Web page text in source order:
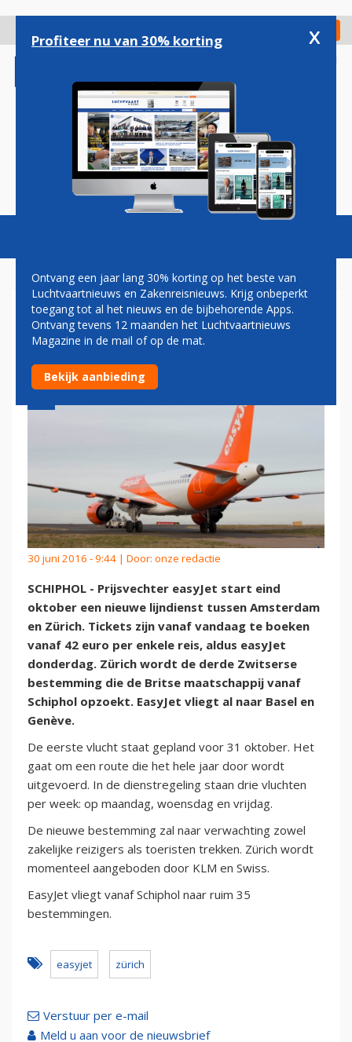
gaan
Check in
Magazine Podcasts Vacatures
EASYJET OOK VAN SCHIPHOL
NAAR ZÜRICH
30 juni 2016 - 9:44 | Door: onze redactie
SCHIPHOL - Prijsvechter easyJet start eind
oktober een nieuwe lijndienst tussen Amsterdam
en Zürich. Tickets zijn vanaf vandaag te boeken
vanaf 42 euro per enkele reis, aldus easyJet
donderdag. Zürich wordt de derde Zwitserse
bestemming die de Britse maatschappij vanaf
Schiphol opzoekt. EasyJet vliegt al naar Basel en
Genève.
De eerste vlucht staat gepland voor 31 oktober. Het
gaat om een route die het hele jaar door wordt
uitgevoerd. In de dienstregeling staan drie vluchten
per week: op maandag, woensdag en vrijdag.
De nieuwe bestemming zal naar verwachting zowel
zakelijke reizigers als toeristen trekken. Zürich wordt
momenteel aangeboden door KLM en Swiss.
EasyJet vliegt vanaf Schiphol naar ruim 35
bestemmingen.
easyjet zürich
Verstuur per e-mail
Meld u aan voor de nieuwsbrief
Profiteer nu van 30% korting x
Ontvang een jaar lang 30% korting op het beste van
Luchtvaartnieuws en Zakenreisnieuws. Krijg onbeperkt
toegang tot al het nieuws en de bijbehorende Apps.
Ontvang tevens 12 maanden het Luchtvaartnieuws
Magazine in de mail of op de mat.
Bekijk aanbieding